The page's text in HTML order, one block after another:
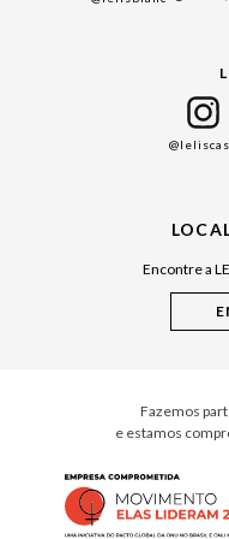
Cuidados CasaEncontre a
Fazemos
e estamos